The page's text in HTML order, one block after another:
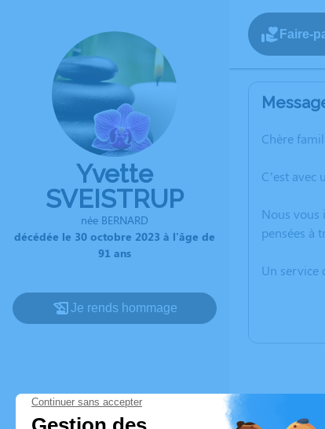
Yvette
SVEISTRUP
née BERNARD
décédée le 30 octobre 2023 à l'âge de
91 ans
Je rends hommage
Faire-
Chère
C’est
Nous vous
pensées à
Un service